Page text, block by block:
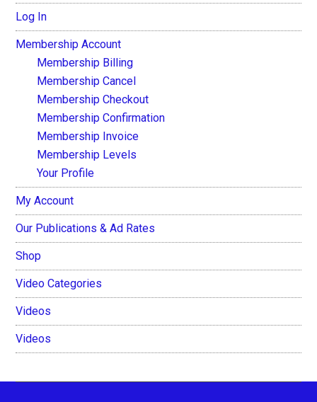
Log In
Membership Account
Membership Billing
Membership Cancel
Membership Checkout
Membership Confirmation
Membership Invoice
Membership Levels
Your Profile
My Account
Our Publications & Ad Rates
Shop
Video Categories
Videos
Videos